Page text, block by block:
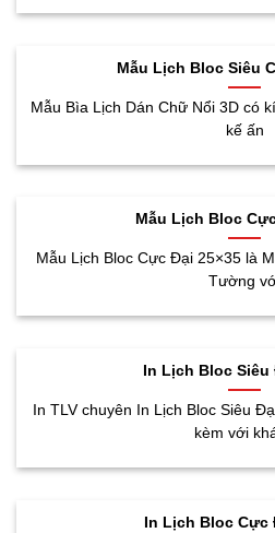
Mẫu Lịch Bloc Siêu
Mẫu Bìa Lịch Dán Chữ Nổi 3D có
kế ấn
Mẫu Lịch Bloc
Mẫu Lịch Bloc Cực Đại 25×35 là
Tường
In Lịch Bloc Siêu
In TLV chuyên In Lịch Bloc Siêu
kèm với
In Lịch Bloc Cực